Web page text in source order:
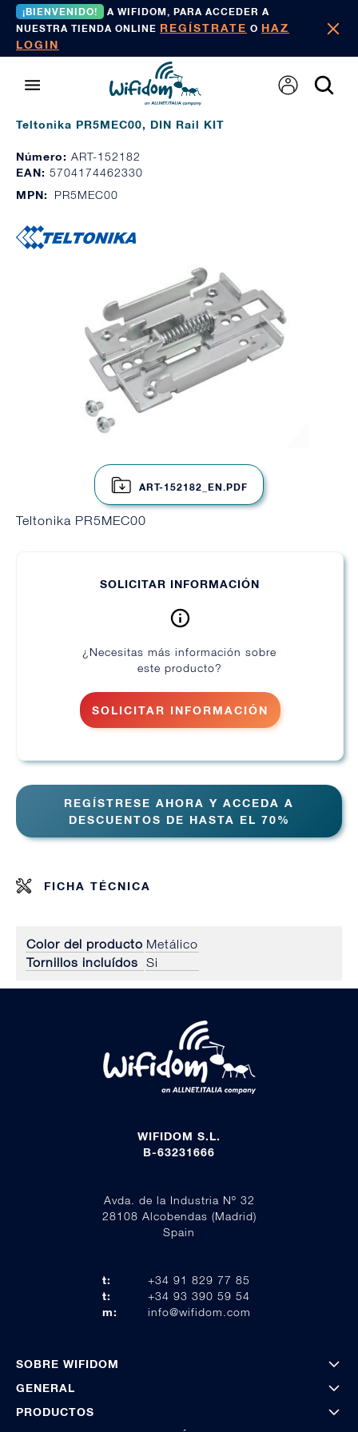
¡BIENVENIDO!
A WIFIDOM, PARA ACCEDER A
NUESTRA TIENDA ONLINE REGÍSTRATE O HAZ
LOGIN
Teltonika PR5MEC00, DIN Rail KIT
Número: ART-152182
EAN: 5704174462330
MPN:
PR5MEC00
ART-152182_EN.PDF
Teltonika PR5MEC00
SOLICITAR INFORMACIÓN
¿Necesitas más información sobre
este producto?
SOLICITAR INFORMACIÓN
REGÍSTRESE AHORA Y ACCEDA A
DESCUENTOS DE HASTA EL 70%
FICHA TÉCNICA
Color del producto Metálico
Tornillos incluídos
Si
WIFIDOM S.L.
B-63231666
Avda. de la Industria Nº 32
28108 Alcobendas (Madrid)
Spain
t:
+34 91 829 77 85
t:
+34 93 390 59 54
m:
info@wifidom.com
SOBRE WIFIDOM
GENERAL
PRODUCTOS